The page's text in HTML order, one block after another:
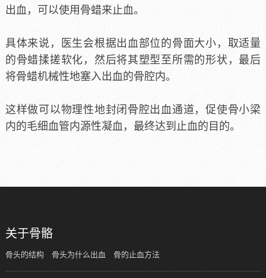
出血，可以使用骨蜡来止血。
具体来说，医生会根据出血部位的骨面大小，取适量
的骨蜡揉搓软化，然后将其塑型至所需的形状，最后
将骨蜡机械性地塞入出血的骨腔内。
这样做可以物理性地封闭骨腔出血通道，促使骨小梁
内的毛细血管内源性凝血，最终达到止血的目的。
关于骨骼
骨头的结构 骨头为什么出血 骨的止血方法